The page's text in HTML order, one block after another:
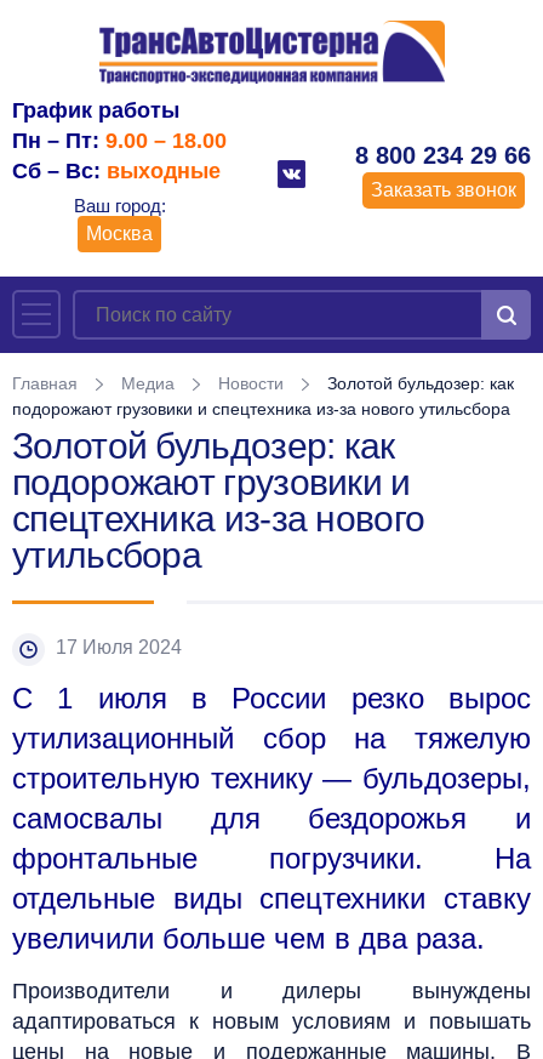
График работы
Пн – Пт: 9.00 – 18.00
Сб – Вс: выходные
Ваш город:
Москва
8 800 234 29 66
Заказать звонок
Главная Медиа Новости
Золотой бульдозер: как
подорожают грузовики и спецтехника из-за нового утильсбора
Золотой бульдозер: как
подорожают грузовики и
спецтехника из-за нового
утильсбора
17 Июля 2024
С 1 июля в России резко вырос
утилизационный сбор на тяжелую
строительную технику — бульдозеры,
самосвалы для бездорожья и
фронтальные погрузчики. На
отдельные виды спецтехники ставку
увеличили больше чем в два раза.
Производители и дилеры вынуждены
адаптироваться к новым условиям и повышать
цены на новые и подержанные машины. В